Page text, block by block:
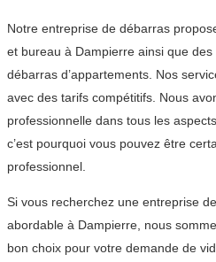
Notre entreprise de débarras
et bureau à Dampierre ainsi que
débarras d’appartements. Nos
avec des tarifs compétitifs. Nous
professionnelle dans tous les
c’est pourquoi vous pouvez être
professionnel.
Si vous recherchez une entreprise
abordable à Dampierre, nous
bon choix pour votre demande de